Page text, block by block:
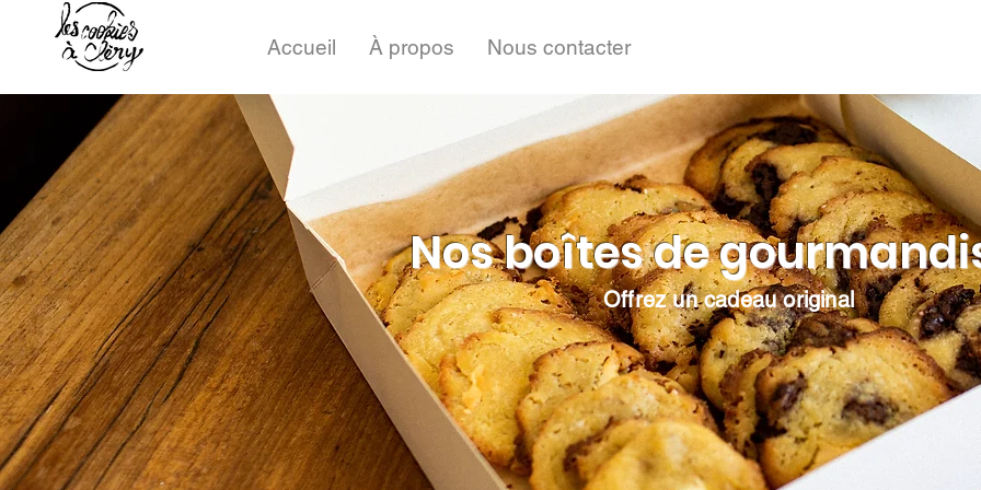
Accueil À propos Nous contacter
Nos boîtes de
Offrez un cadeau original